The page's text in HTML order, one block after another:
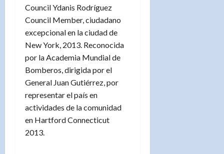
Council Ydanis Rodríguez
Council Member, ciudadano
excepcional en la ciudad de
New York, 2013. Reconocida
por la Academia Mundial de
Bomberos, dirigida por el
General Juan Gutiérrez, por
representar el país en
actividades de la comunidad
en Hartford Connecticut
2013.